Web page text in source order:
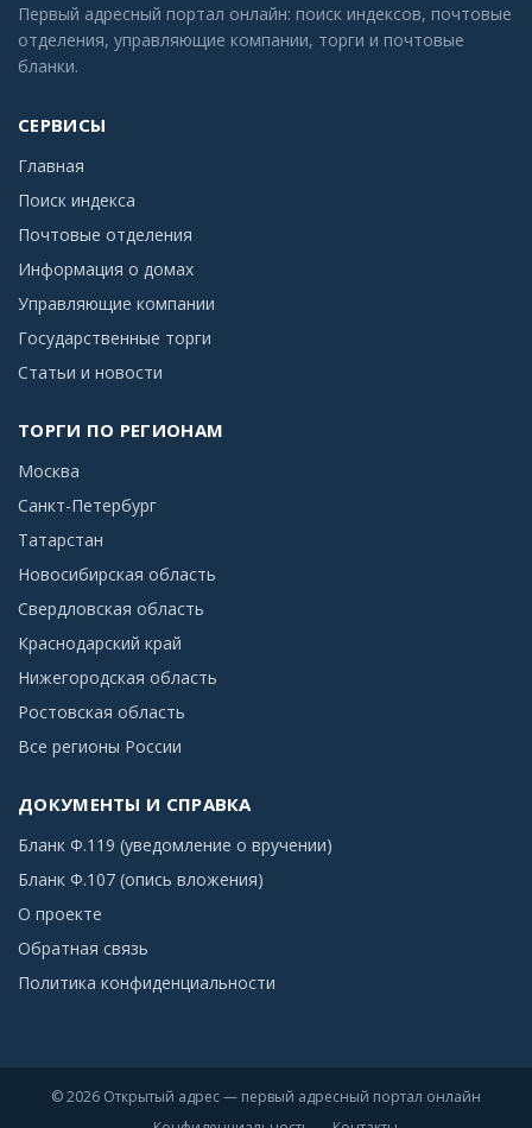
Первый адресный портал онлайн: поиск индексов, почтовые
отделения, управляющие компании, торги и почтовые
бланки.
СЕРВИСЫ
Главная
Поиск индекса
Почтовые отделения
Информация о домах
Управляющие компании
Государственные торги
Статьи и новости
ТОРГИ ПО РЕГИОНАМ
Москва
Санкт-Петербург
Татарстан
Новосибирская область
Свердловская область
Краснодарский край
Нижегородская область
Ростовская область
Все регионы России
ДОКУМЕНТЫ И СПРАВКА
Бланк Ф.119 (уведомление о вручении)
Бланк Ф.107 (опись вложения)
О проекте
Обратная связь
Политика конфиденциальности
© 2026 Открытый адрес — первый адресный портал онлайн